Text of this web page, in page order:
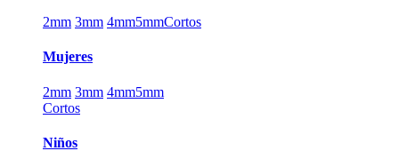
2mm 3mm 4mm5mmCortos
Mujeres
2mm 3mm 4mm5mm
Cortos
Niños